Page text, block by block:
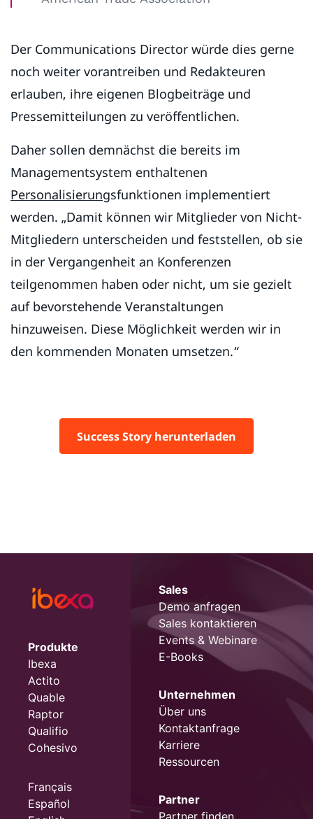
Der Communications Director würde dies gerne
noch weiter vorantreiben und Redakteuren
erlauben, ihre eigenen Blogbeiträge und
Pressemitteilungen zu veröffentlichen.
Daher sollen demnächst die bereits im
Managementsystem enthaltenen
Personalisierungsfunktionen implementiert
werden. „Damit können wir Mitglieder von Nicht-
Mitgliedern unterscheiden und feststellen, ob sie
in der Vergangenheit an Konferenzen
teilgenommen haben oder nicht, um sie gezielt
auf bevorstehende Veranstaltungen
hinzuweisen. Diese Möglichkeit werden wir in
den kommenden Monaten umsetzen.“
Success Story herunterladen